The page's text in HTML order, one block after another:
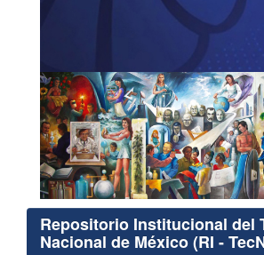
Repositorio Institucional del
Nacional de México (RI -